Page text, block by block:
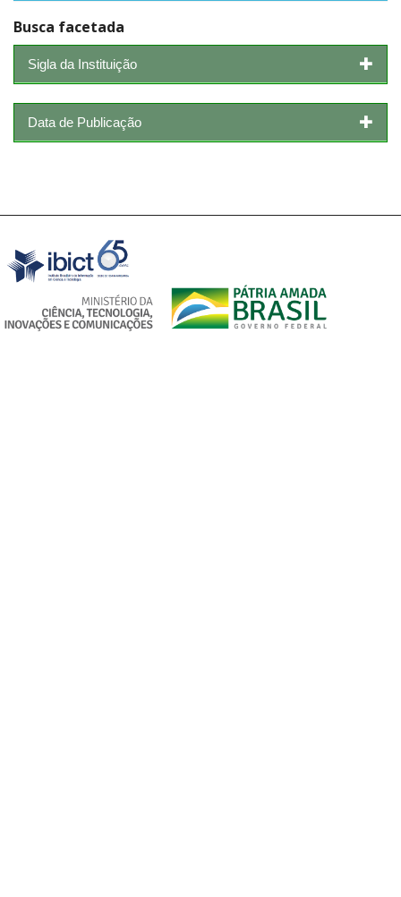
Busca facetada
Sigla da Instituição
Data de Publicação